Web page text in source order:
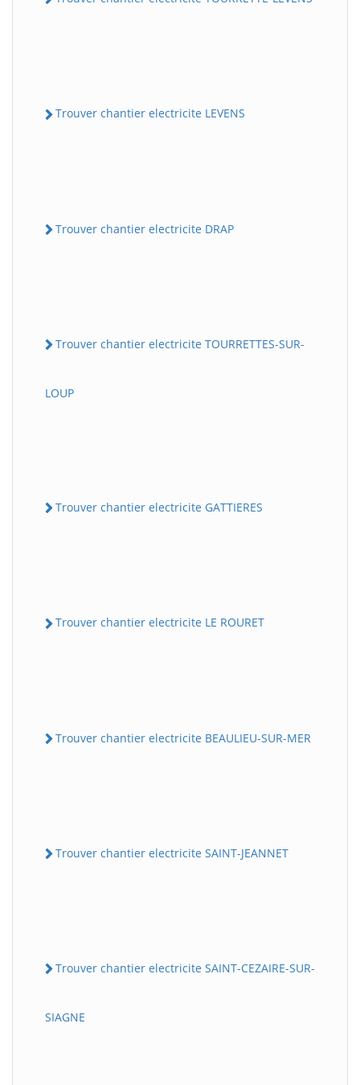
Trouver chantier electricite LEVENS
Trouver chantier electricite DRAP
Trouver chantier electricite TOURRETTES-SUR-
LOUP
Trouver chantier electricite GATTIERES
Trouver chantier electricite LE ROURET
Trouver chantier electricite BEAULIEU-SUR-MER
Trouver chantier electricite SAINT-JEANNET
Trouver chantier electricite SAINT-CEZAIRE-SUR-
SIAGNE